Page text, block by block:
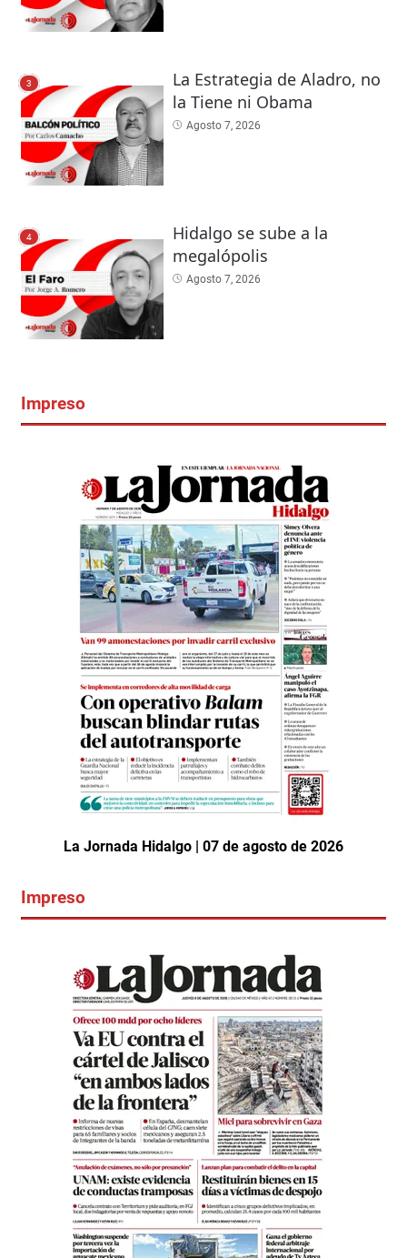
3
La Estrategia de Aladro, no
la Tiene ni Obama
Agosto 7, 2026
4
Hidalgo se sube a la
megalópolis
Agosto 7, 2026
Impreso
La Jornada Hidalgo | 07 de agosto de 2026
Impreso